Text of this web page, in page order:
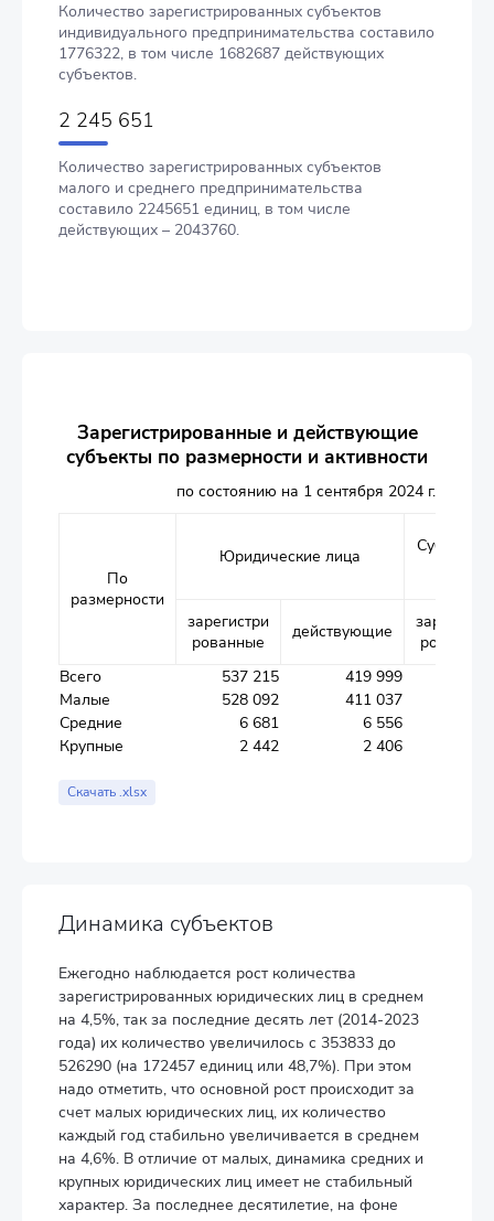
Количество зарегистрированных субъектов
индивидуального предпринимательства составило
1776322, в том числе 1682687 действующих
субъектов.
2 245 651
Количество зарегистрированных субъектов
малого и среднего предпринимательства
составило 2245651 единиц, в том числе
действующих – 2043760.
Зарегистрированные и действующие
субъекты по размерности и активности
по состоянию на 1 сентября 2024 г.
По
размерности
Юридические лица
Субъекты
зарегистри
рованные
действующие
рованные
Всего
537 215 419 999
Малые
528 092
411 037
Средние
6 681
6 556
Крупные
2 442 2 406
Скачать .xlsx
Динамика субъектов
Ежегодно наблюдается рост количества
зарегистрированных юридических лиц в среднем
на 4,5%, так за последние десять лет (2014-2023
года) их количество увеличилось с 353833 до
526290 (на 172457 единиц или 48,7%). При этом
надо отметить, что основной рост происходит за
счет малых юридических лиц, их количество
каждый год стабильно увеличивается в среднем
на 4,6%. В отличие от малых, динамика средних и
крупных юридических лиц имеет не стабильный
характер. За последнее десятилетие, на фоне